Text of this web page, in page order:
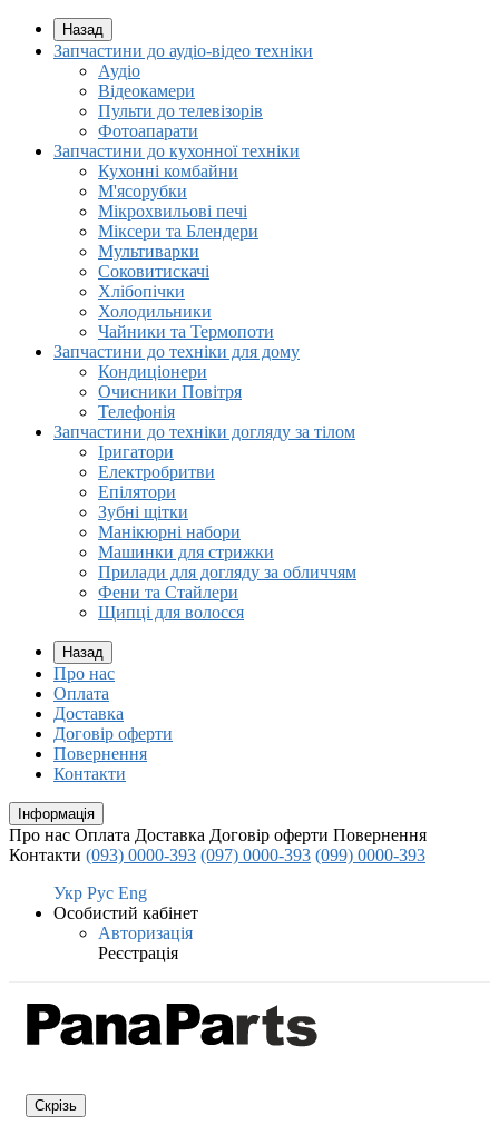
Назад
Запчастини до аудіо-відео техніки
Аудіо
Відеокамери
Пульти до телевізорів
Фотоапарати
Запчастини до кухонної техніки
Кухонні комбайни
М'ясорубки
Мікрохвильові печі
Міксери та Блендери
Мультиварки
Соковитискачі
Хлібопічки
Холодильники
Чайники та Термопоти
Запчастини до техніки для дому
Кондиціонери
Очисники Повітря
Телефонія
Запчастини до техніки догляду за тілом
Іригатори
Електробритви
Епілятори
Зубні щітки
Манікюрні набори
Машинки для стрижки
Прилади для догляду за обличчям
Фени та Стайлери
Щипці для волосся
Назад
Про нас
Оплата
Доставка
Договір оферти
Повернення
Контакти
Інформація
Про нас Оплата Доставка Договір оферти Повернення
Контакти (093) 0000-393 (097) 0000-393 (099) 0000-393
Укр Рус Eng
Особистий кабінет
Авторизація
Реєстрація
Скрізь